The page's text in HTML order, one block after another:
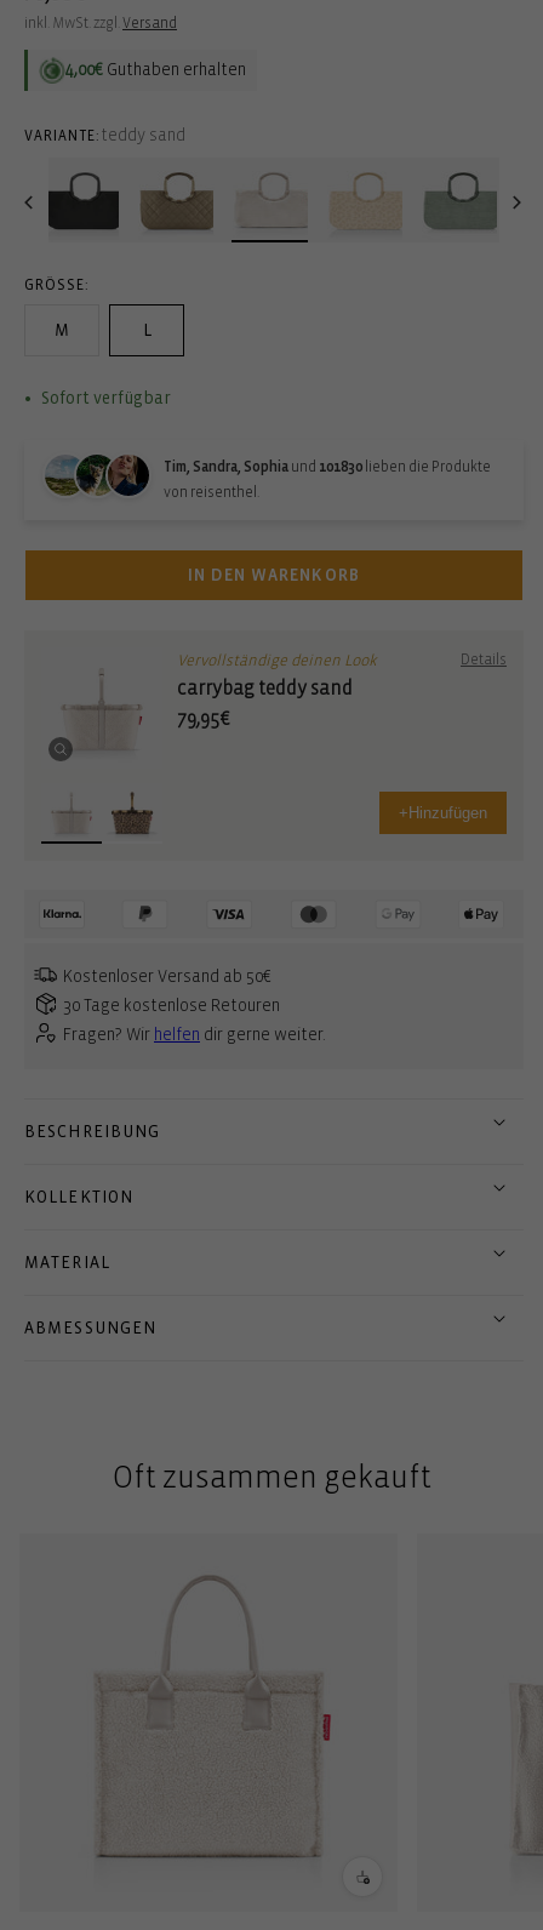
Preis
inkl. MwSt. zzgl. Versand
4,00€ Guthaben erhalten
VARIANTE: teddy sand
GRÖSSE:
M
Sofort verfügbar
Tim, Sandra, Sophia und 101830 lieben die Produkte
von reisenthel.
IN DEN WARENKORB
Vervollständige deinen Look Details
carrybag teddy sand
79,95€
+ Hinzufügen
Kostenloser Versand ab 50€
30 Tage kostenlose Retouren
Fragen? Wir helfen dir gerne weiter.
BESCHREIBUNG
KOLLEKTION
MATERIAL
ABMESSUNGEN
Oft zusammen gekauft